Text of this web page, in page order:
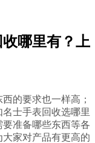
哪里有？上
的要求也一样高；
士手表回收选哪里
准备哪些东西等各
家对产品有更高的